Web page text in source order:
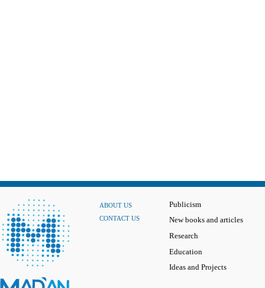
ABOUT US
CONTACT US
Publicism
New books and articles
Research
Education
Ideas and Projects